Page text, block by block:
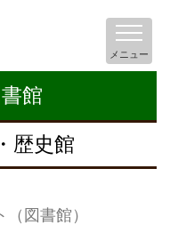
館
歴史館
メニュー
（図書館）